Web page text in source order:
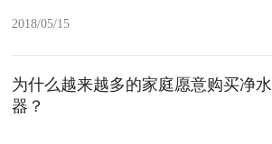
2018/05/15
为什么越来越多的家庭愿意购买净水
器？